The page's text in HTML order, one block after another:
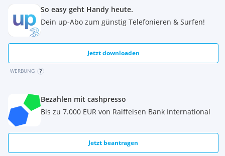
So easy geht Handy heute.
Dein up-Abo zum günstig Telefonieren & Surfen!
Jetzt downloaden
WERBUNG
Bezahlen mit cashpresso
Bis zu 7.000 EUR von Raiffeisen Bank International
Jetzt beantragen